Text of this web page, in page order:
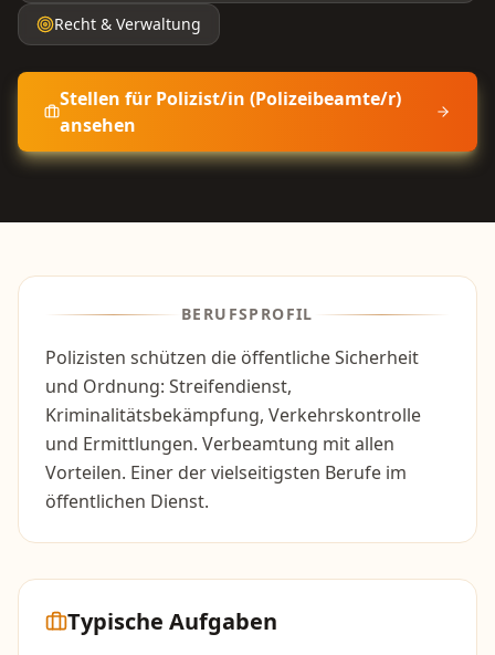
Recht & Verwaltung
Stellen für Polizist/in (Polizeibeamte/r)
ansehen
BERUFSPROFIL
Polizisten schützen die öffentliche Sicherheit
und Ordnung: Streifendienst,
Kriminalitätsbekämpfung, Verkehrskontrolle
und Ermittlungen. Verbeamtung mit allen
Vorteilen. Einer der vielseitigsten Berufe im
öffentlichen Dienst.
Typische Aufgaben